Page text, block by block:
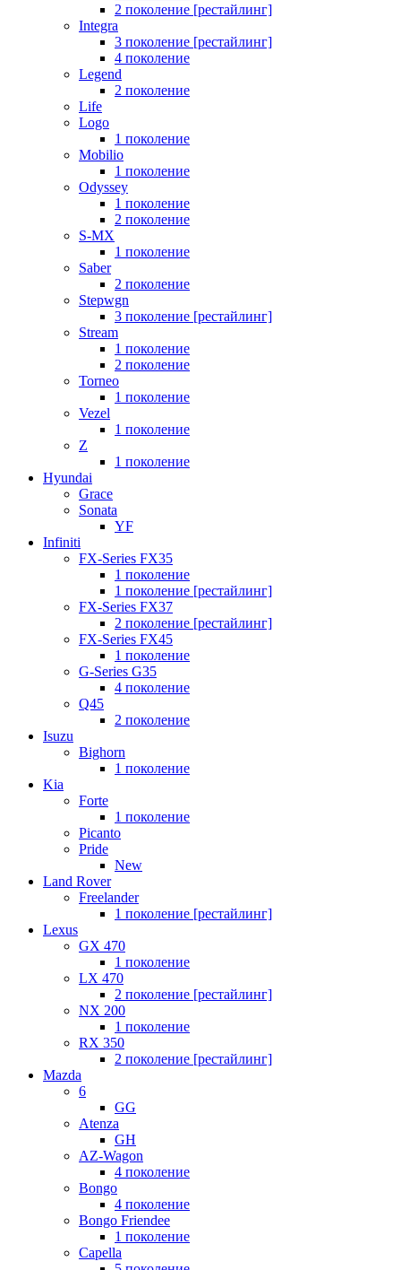
2 поколение [рестайлинг]
Integra
3 поколение [рестайлинг]
4 поколение
Legend
2 поколение
Life
Logo
1 поколение
Mobilio
1 поколение
Odyssey
1 поколение
2 поколение
S-MX
1 поколение
Saber
2 поколение
Stepwgn
3 поколение [рестайлинг]
Stream
1 поколение
2 поколение
Torneo
1 поколение
Vezel
1 поколение
Z
1 поколение
Hyundai
Grace
Sonata
YF
Infiniti
FX-Series FX35
1 поколение
1 поколение [рестайлинг]
FX-Series FX37
2 поколение [рестайлинг]
FX-Series FX45
1 поколение
G-Series G35
4 поколение
Q45
2 поколение
Isuzu
Bighorn
1 поколение
Kia
Forte
1 поколение
Picanto
Pride
New
Land Rover
Freelander
1 поколение [рестайлинг]
Lexus
GX 470
1 поколение
LX 470
2 поколение [рестайлинг]
NX 200
1 поколение
RX 350
2 поколение [рестайлинг]
Mazda
6
GG
Atenza
GH
AZ-Wagon
4 поколение
Bongo
4 поколение
Bongo Friendee
1 поколение
Capella